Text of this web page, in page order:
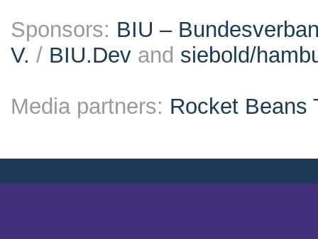
Sponsors: BIU –
V. / BIU.Dev and siebold/
Media partners: Rocket Beans